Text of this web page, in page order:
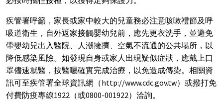
疾管署呼籲，家長或家中較大的兒童務必注意咳嗽禮節及呼
吸道衛生，自外返家接觸嬰幼兒前，應先更衣洗手，並避免
帶嬰幼兒出入醫院、人潮擁擠、空氣不流通的公共場所，以
降低感染風險。如發現自身或家人出現疑似症狀，應戴上口
罩儘速就醫，按醫囑確實完成治療，以免造成傳染。相關資
訊可至疾管署全球資訊網（http://www.cdc.gov.tw）或撥打免
付費防疫專線1922（或0800-001922）洽詢。